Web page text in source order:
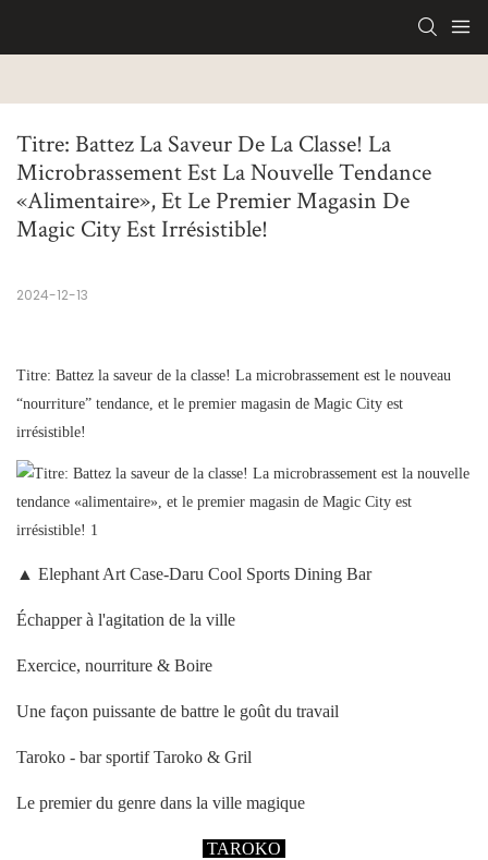
Titre: Battez La Saveur De La Classe! La
Microbrassement Est La Nouvelle Tendance
«alimentaire», Et Le Premier Magasin De
Magic City Est Irrésistible!
2024-12-13
Titre: Battez la saveur de la classe! La microbrassement est le nouveau
“nourriture” tendance, et le premier magasin de Magic City est
irrésistible!
▲ Elephant Art Case-Daru Cool Sports Dining Bar
Échapper à l'agitation de la ville
Exercice, nourriture & Boire
Une façon puissante de battre le goût du travail
Taroko - bar sportif Taroko & Gril
Le premier du genre dans la ville magique
TAROKO